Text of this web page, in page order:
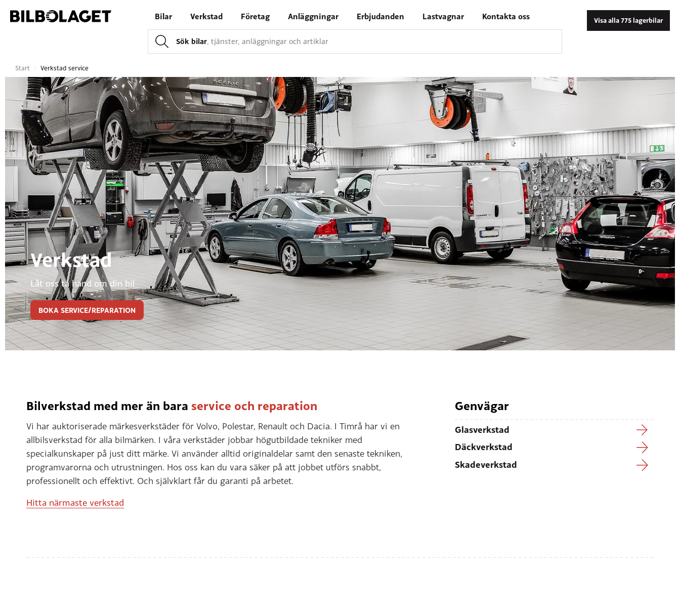
Bilar Verkstad Företag Anläggningar Erbjudanden Lastvagnar Kontakta oss
Sök bilar, tjänster, anläggningar och artiklar
Visa alla 775 lagerbilar
Start Verkstad service
Verkstad
Låt oss ta hand om din bil
BOKA SERVICE/REPARATION
Bilverkstad med mer än bara service och reparation
Vi har auktoriserade märkesverkstäder för Volvo, Polestar, Renault och Dacia. I Timrå har vi en
allbilsverkstad för alla bilmärken. I våra verkstäder jobbar högutbildade tekniker med
specialkunskaper på just ditt märke. Vi använder alltid originaldelar samt den senaste tekniken,
programvarorna och utrustningen. Hos oss kan du vara säker på att jobbet utförs snabbt,
professionellt och effektivt. Och självklart får du garanti på arbetet.
Hitta närmaste verkstad
Genvägar
Glasverkstad
Däckverkstad
Skadeverkstad